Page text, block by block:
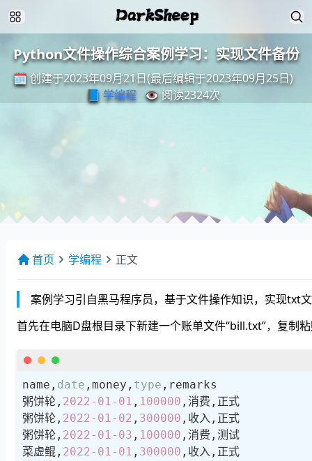
Python文件操作综合案例学习：实现文件备份
🗓️ 创建于2023年09月21日(最后编辑于2023年09月25日)
📘 学编程 👁️ 阅读2324次
首页 学编程 正文
案例学习引自黑马程序员，基于文件操作知识，实现txt
首先在电脑D盘根目录下新建一个账单文件“bill.txt”，复制
name, date ,money, type ,remarks
粥饼轮, 2022-01-01 , 100000 ,消费,正式
粥饼轮, 2022-01-02 , 300000 ,收入,正式
粥饼轮, 2022-01-03 , 100000 ,消费,测试
菜虚鲲, 2022-01-01 , 300000 ,收入,正式